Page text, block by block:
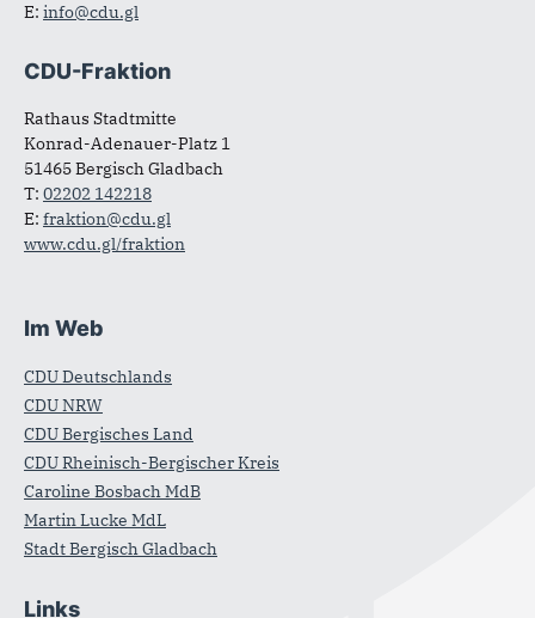
E: info@cdu.gl
CDU-Fraktion
Rathaus Stadtmitte
Konrad-Adenauer-Platz 1
51465 Bergisch Gladbach
T: 02202 142218
E: fraktion@cdu.gl
www.cdu.gl/fraktion
Im Web
CDU Deutschlands
CDU NRW
CDU Bergisches Land
CDU Rheinisch-Bergischer Kreis
Caroline Bosbach MdB
Martin Lucke MdL
Stadt Bergisch Gladbach
Links